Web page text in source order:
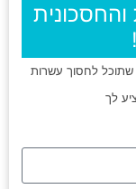
לחסוך עשרות
לך